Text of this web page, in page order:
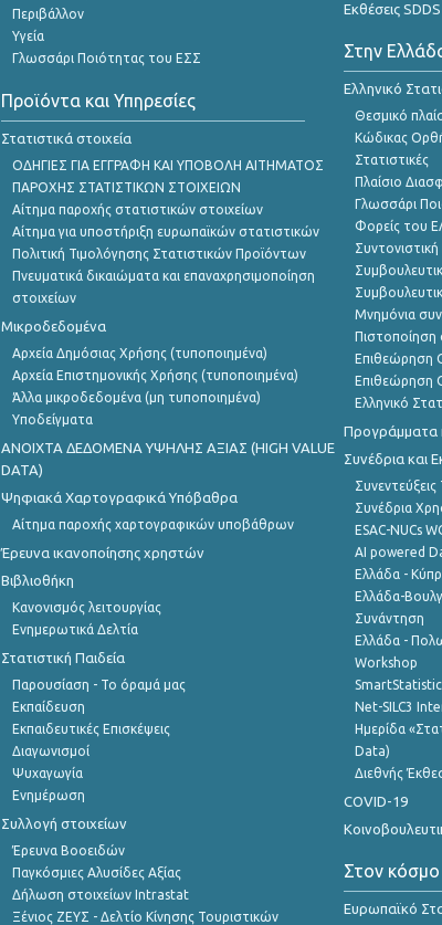
Περιβάλλον
Υγεία
Γλωσσάρι Ποιότητας του ΕΣΣ
Προϊόντα και Υπηρεσίες
Στατιστικά στοιχεία
ΟΔΗΓΙΕΣ ΓΙΑ ΕΓΓΡΑΦΗ ΚΑΙ ΥΠΟΒΟΛΗ ΑΙΤΗΜΑΤΟΣ
ΠΑΡΟΧΗΣ ΣΤΑΤΙΣΤΙΚΩΝ ΣΤΟΙΧΕΙΩΝ
Αίτημα παροχής στατιστικών στοιχείων
Αίτημα για υποστήριξη ευρωπαϊκών στατιστικών
Πολιτική Τιμολόγησης Στατιστικών Προϊόντων
Πνευματικά δικαιώματα και επαναχρησιμοποίηση
στοιχείων
Μικροδεδομένα
Αρχεία Δημόσιας Χρήσης (τυποποιημένα)
Αρχεία Επιστημονικής Χρήσης (τυποποιημένα)
Άλλα μικροδεδομένα (μη τυποποιημένα)
Υποδείγματα
ANOIXTA ΔΕΔΟΜΕΝΑ ΥΨΗΛΗΣ ΑΞΙΑΣ (HIGH VALUE
DATA)
Ψηφιακά Χαρτογραφικά Υπόβαθρα
Αίτημα παροχής χαρτογραφικών υποβάθρων
Έρευνα ικανοποίησης χρηστών
Βιβλιοθήκη
Κανονισμός λειτουργίας
Ενημερωτικά Δελτία
Στατιστική Παιδεία
Παρουσίαση - Το όραμά μας
Εκπαίδευση
Εκπαιδευτικές Επισκέψεις
Διαγωνισμοί
Ψυχαγωγία
Ενημέρωση
Συλλογή στοιχείων
Έρευνα Βοοειδών
Παγκόσμιες Αλυσίδες Αξίας
Δήλωση στοιχείων Intrastat
Ξένιος ΖΕΥΣ - Δελτίο Κίνησης Τουριστικών
Εκθέσεις SDDS
Στην
Ελληνικό
Θεσμικό
Κώδικας
Στατιστικές
Πλαίσιο
Γλωσσάρι
Φορείς του
Μνημόνια
Πιστοποίηση
Επιθεώρηση
Επιθεώρηση
Ελληνικό
Προγράμματα
Συνέδρια και
Συνέδρια
ESAC-NUCs
AI powered
Ελλάδα -
Ελλάδα-
Συνάντηση
Ελλάδα -
Workshop
Net-SILC3
Ημερίδα
Data)
Διεθνής
COVID-19
Στον κόσμο
Ευρωπαϊκό